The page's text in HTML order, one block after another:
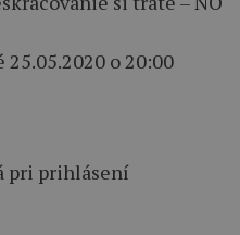
o 20:00
pri prihlásení